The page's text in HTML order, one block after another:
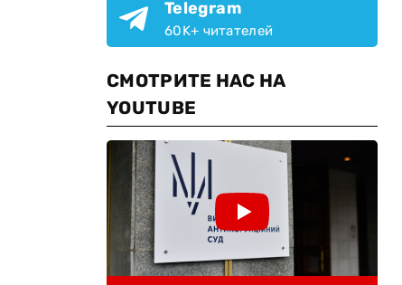
Telegram
60K+ читателей
СМОТРИТЕ НАС НА
YOUTUBE